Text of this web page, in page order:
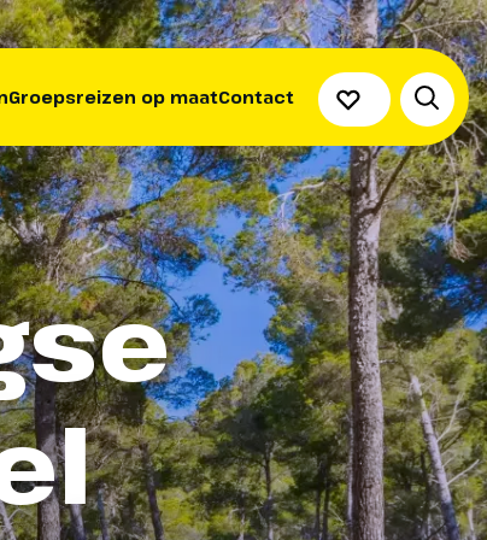
Groepsreizen op maatContact